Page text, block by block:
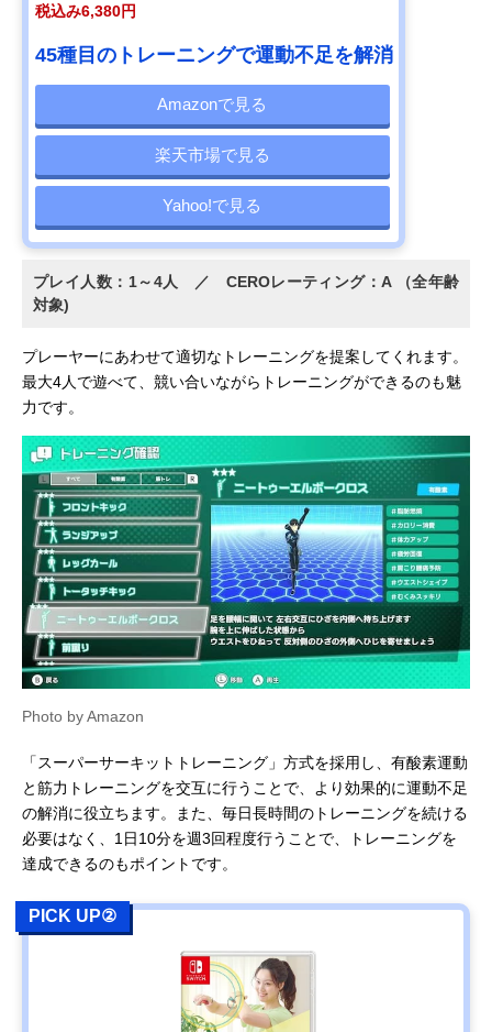
税込み6,380円
45種目のトレーニングで運動不足を解消
Amazonで見る
楽天市場で見る
Yahoo!で見る
プレイ人数：1～4人 ／ CEROレーティング：A （全年齢
対象)
プレーヤーにあわせて適切なトレーニングを提案してくれます。
最大4人で遊べて、競い合いながらトレーニングができるのも魅
力です。
Photo by Amazon
「スーパーサーキットトレーニング」方式を採用し、有酸素運動
と筋力トレーニングを交互に行うことで、より効果的に運動不足
の解消に役立ちます。また、毎日長時間のトレーニングを続ける
必要はなく、1日10分を週3回程度行うことで、トレーニングを
達成できるのもポイントです。
PICK UP②